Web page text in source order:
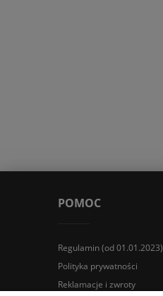
POMOC
Regulamin (od 01.01.2023)
Polityka prywatności
Reklamacje i zwroty